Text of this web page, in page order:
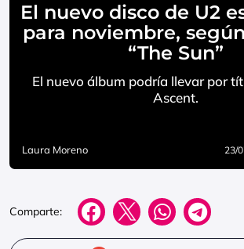
El nuevo disco de U2
para noviembre,
“The Sun”
El nuevo álbum podría llevar por
Ascent.
Laura Moreno 23/
Comparte: